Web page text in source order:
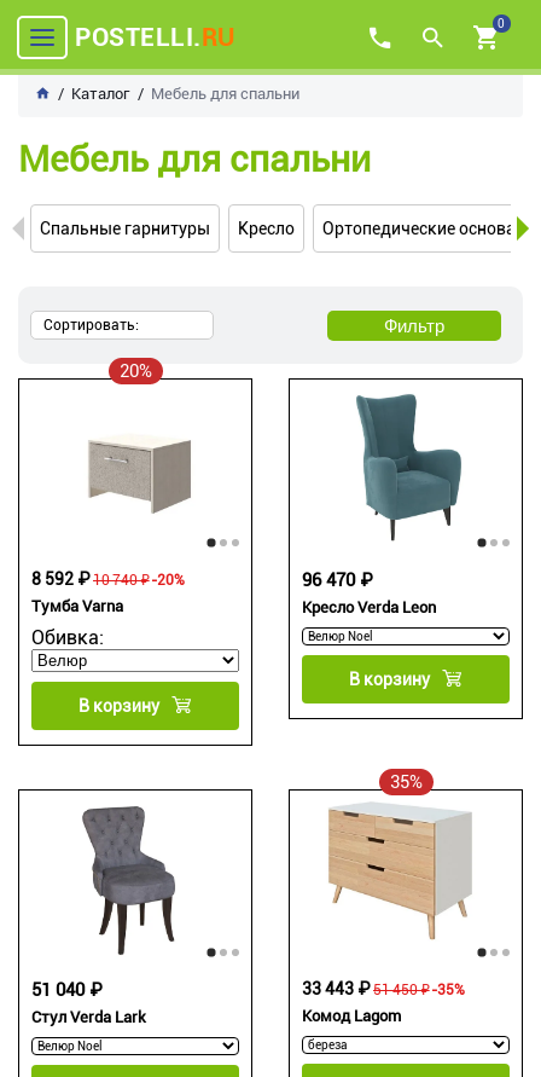
POSTELLI.RU 0
Каталог Мебель для спальни
Мебель для спальни
Спальные гарнитуры Кресло Ортопедические
Сортировать: Фильтр
20%
Тумба Varna
Обивка:
10 740 ₽
8 592 ₽ -20%
В корзину
Кресло Verda Leon
96 470 ₽
В корзину
Стул Verda Lark
51 040 ₽
35%
Комод Lagom
51 450 ₽
33 443 ₽ -35%